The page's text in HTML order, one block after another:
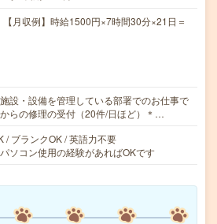
月収例】時給1500円×7時間30分×21日＝
施設・設備を管理している部署でのお仕事で
らの修理の受付（20件/日ほど）＊…
/ ブランクOK / 英語力不要
ソコン使用の経験があればOKです